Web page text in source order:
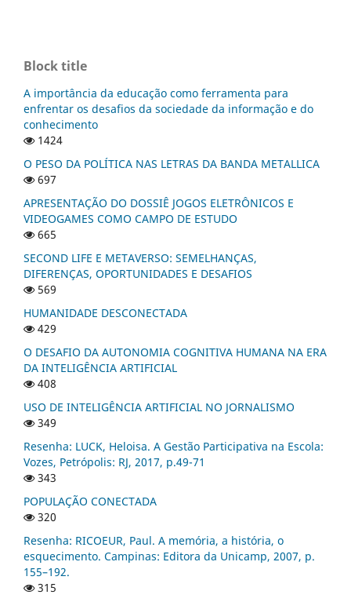
Block title
A importância da educação como ferramenta para
enfrentar os desafios da sociedade da informação e do
conhecimento
1424
O PESO DA POLÍTICA NAS LETRAS DA BANDA METALLICA
697
APRESENTAÇÃO DO DOSSIÊ JOGOS ELETRÔNICOS E
VIDEOGAMES COMO CAMPO DE ESTUDO
665
SECOND LIFE E METAVERSO: SEMELHANÇAS,
DIFERENÇAS, OPORTUNIDADES E DESAFIOS
569
HUMANIDADE DESCONECTADA
429
O DESAFIO DA AUTONOMIA COGNITIVA HUMANA NA ERA
DA INTELIGÊNCIA ARTIFICIAL
408
USO DE INTELIGÊNCIA ARTIFICIAL NO JORNALISMO
349
Resenha: LUCK, Heloisa. A Gestão Participativa na Escola:
Vozes, Petrópolis: RJ, 2017, p.49-71
343
POPULAÇÃO CONECTADA
320
Resenha: RICOEUR, Paul. A memória, a história, o
esquecimento. Campinas: Editora da Unicamp, 2007, p.
155–192.
315